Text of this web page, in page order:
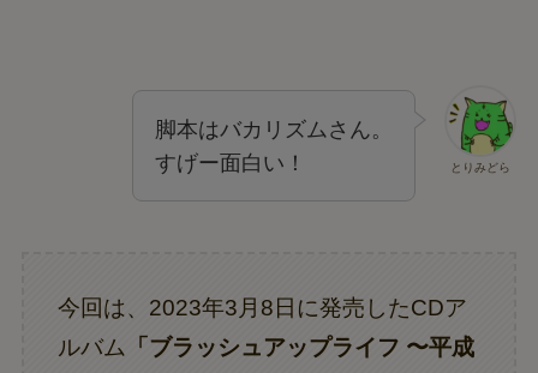
とりみどら
脚本はバカリズムさん。
すげー面白い！
今回は、2023年3月8日に発売したCDア
ルバム 「ブラッシュアップライフ 〜平成